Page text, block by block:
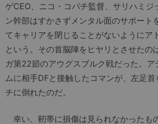
ゲCEO、ニコ・コバチ監督、サリハミジ
ン幹部はすかさずメンタル面のサポート
てキャリアを閉じることがないようにア
という。その首脳陣をヒヤリとさせたの
ガ第22節のアウグスブルク戦だった。ア
ムに相手DFと接触したコマンが、左足
チに倒れたのだ。
幸い、靭帯に損傷は見られなかったも